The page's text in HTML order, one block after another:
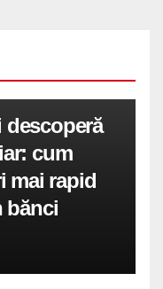
cum
mai rapid
bănci